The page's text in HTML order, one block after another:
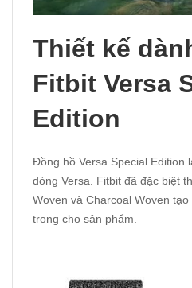
Thiết kế
Fitbit Versa
Edition
Đồng hồ Versa Special Edition
dòng Versa. Fitbit đã đặc biệt
Woven và Charcoal Woven
trọng cho sản phẩm.